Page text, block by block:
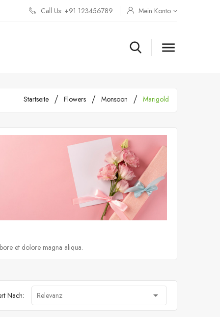
Call Us: +91 123456789 Mein Konto

Startseite Flowers Monsoon Marigold
et dolore magna aliqua.
Nach: Relevanz 